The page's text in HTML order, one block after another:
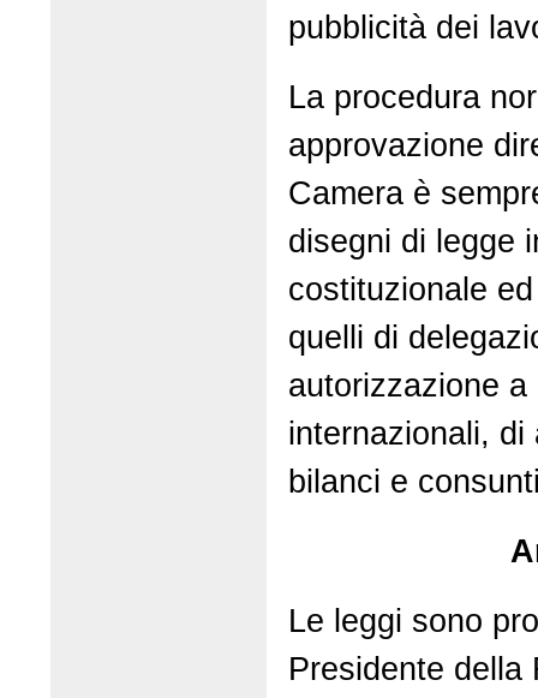
pubblicità dei
La procedura
approvazione
Camera è
disegni di legge
costituzionale
quelli di
autorizzazione
internazionali, di
bilanci e
Le leggi sono
Presidente della